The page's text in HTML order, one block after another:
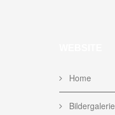
Home
Bildergalerie